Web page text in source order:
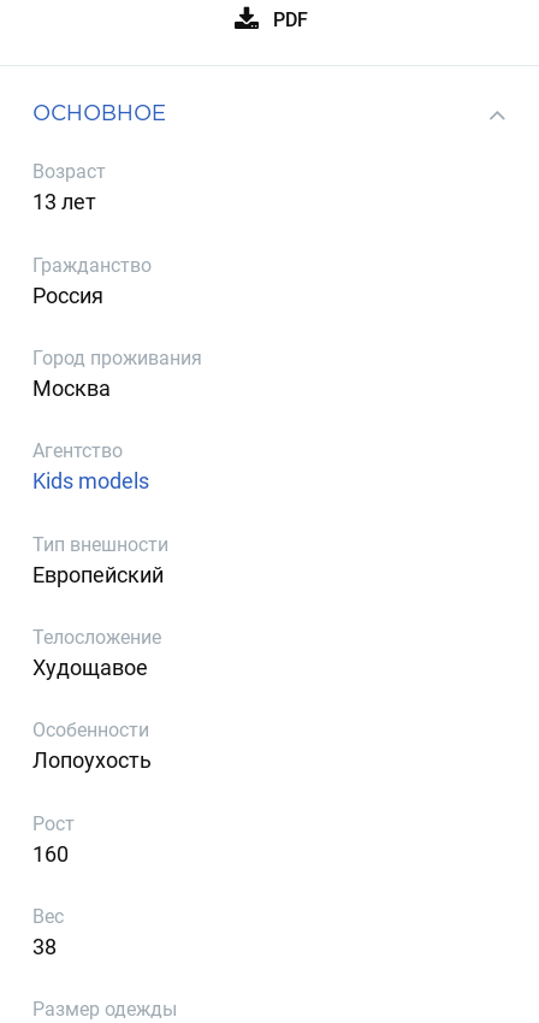
PDF
ОСНОВНОЕ
Возраст
13 лет
Гражданство
Россия
Город проживания
Москва
Агентство
Kids models
Тип внешности
Европейский
Телосложение
Худощавое
Особенности
Лопоухость
Рост
160
Вес
38
Размер одежды